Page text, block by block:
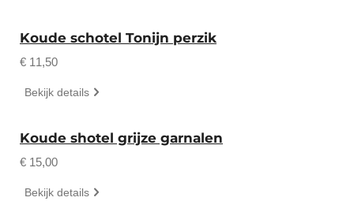
Koude schotel Tonijn perzik
€ 11,50
Bekijk details
Koude shotel grijze garnalen
€ 15,00
Bekijk details